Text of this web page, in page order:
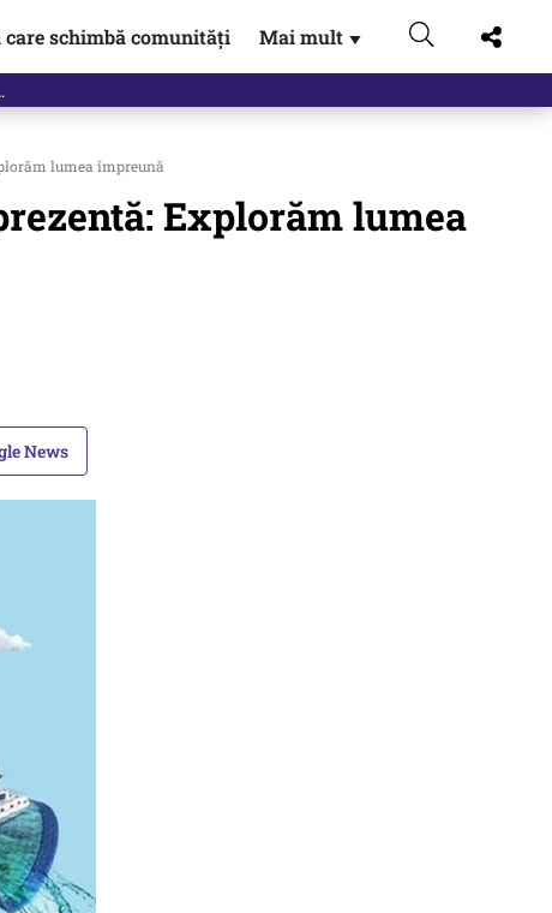
care schimbă comunități Mai mult ▼
lumea împreună
Explorăm lumea
News